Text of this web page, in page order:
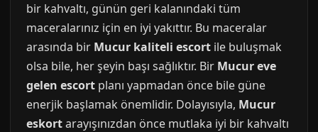
bir kahvaltı, günün geri kalanındaki tüm
maceralarınız için en iyi yakıttır. Bu maceralar
arasında bir Mucur kaliteli escort ile buluşmak
olsa bile, her şeyin başı sağlıktır. Bir Mucur eve
gelen escort planı yapmadan önce bile güne
enerjik başlamak önemlidir. Dolayısıyla, Mucur
eskortarayışınızdan önce mutlaka iyi bir kahvaltı